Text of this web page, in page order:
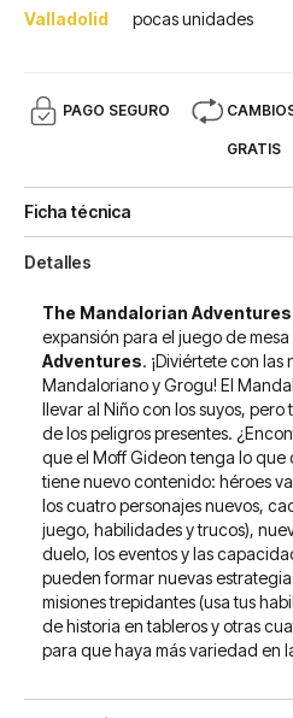
Valladolid
pocas unidades
PAGO SEGURO
GRATIS
Ficha técnica
Detalles
The Mandalorian
expansión para el juego de mesa
Adventures. ¡Diviértete con
Mandaloriano y Grogu! El
llevar al Niño con los suyos,
de los peligros presentes.
que el Moff Gideon tenga lo que
tiene nuevo contenido: héroes
los cuatro personajes nuevos,
juego, habilidades y trucos),
duelo, los eventos y las
pueden formar nuevas
misiones trepidantes (usa tus
de historia en tableros y otras
para que haya más variedad en